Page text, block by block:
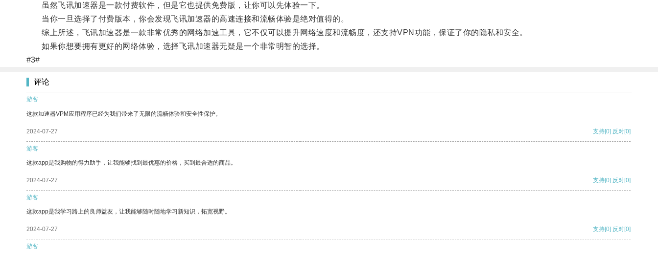
虽然飞讯加速器是一款付费软件，但是它也提供免费版，让你可以先体验一下。
当你一旦选择了付费版本，你会发现飞讯加速器的高速连接和流畅体验是绝对值得的。
综上所述，飞讯加速器是一款非常优秀的网络加速工具，它不仅可以提升网络速度和流畅度，还支持VPN功能，保证了你的隐私和安全。
如果你想要拥有更好的网络体验，选择飞讯加速器无疑是一个非常明智的选择。
#3#
评论
游客
这款加速器VPM应用程序已经为我们带来了无限的流畅体验和安全性保护。
2024-07-27 支持[0] 反对[0]
游客
这款app是我购物的得力助手，让我能够找到最优惠的价格，买到最合适的商品。
2024-07-27 支持[0] 反对[0]
游客
这款app是我学习路上的良师益友，让我能够随时随地学习新知识，拓宽视野。
2024-07-27 支持[0] 反对[0]
游客